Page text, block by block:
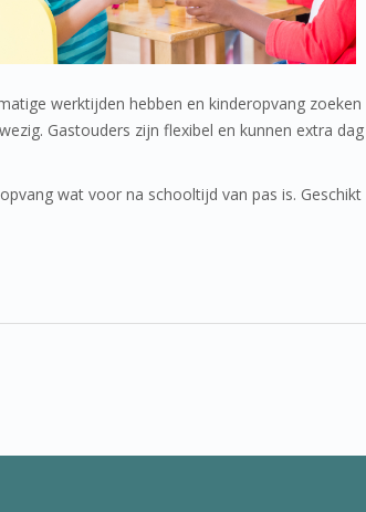
werktijden hebben en kinderopvang zoeken
Gastouders zijn flexibel en kunnen extra dag
wat voor na schooltijd van pas is. Geschikt